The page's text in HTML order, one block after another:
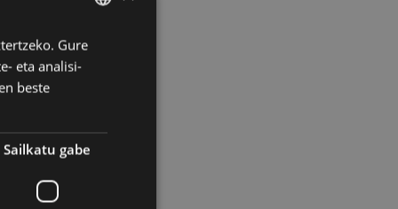
BASQUE
SPANISH
Gure
eta analisi-
beste
Sailkatu gabe